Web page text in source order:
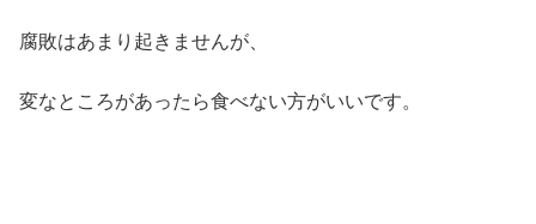
腐敗はあまり起きませんが、
変なところがあったら食べない方がいいです。